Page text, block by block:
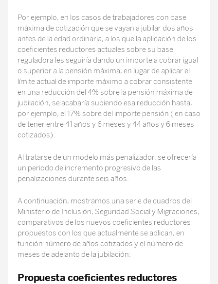
Por ejemplo, en los casos de trabajadores con base
máxima de cotización que se vayan a jubilar dos años
antes de la edad ordinaria, a los que la aplicación de los
coeficientes reductores actuales sobre su base
reguladora les seguiría dando un importe a cobrar igual
o superior a la pensión máxima, en lugar de aplicar el
límite actual de importe máximo a cobrar consistente
en una reducción del 4% sobre la pensión máxima de
jubilación, se acabaría subiendo esa reducción hasta,
por ejemplo, el 17% sobre del importe pensión ( en caso
de tener entre 41 años y 6 meses y 44 años y 6 meses
cotizados).
Al tratarse de un modelo más penalizador, se ofrecería
un periodo de incremento progresivo de las
penalizaciones durante seis años.
A continuación, mostramos una serie de cuadros del
Ministerio de Inclusión, Seguridad Social y Migraciones,
comparativos de los nuevos coeficientes reductores
propuestos con los que actualmente se aplican, en
función número de años cotizados y el número de
meses de adelanto de la jubilación:
Propuesta coeficientes reductores